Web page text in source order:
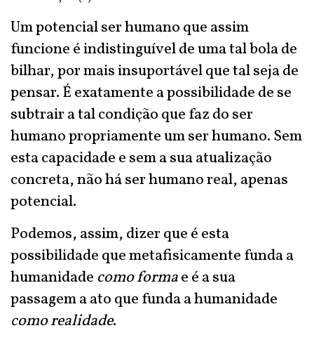
Um potencial ser humano que assim
funcione é indistinguível de uma tal bola de
bilhar, por mais insuportável que tal seja de
pensar. É exatamente a possibilidade de se
subtrair a tal condição que faz do ser
humano propriamente um ser humano. Sem
esta capacidade e sem a sua atualização
concreta, não há ser humano real, apenas
potencial.
Podemos, assim, dizer que é esta
possibilidade que metafisicamente funda a
humanidade como formae é a sua
passagem a ato que funda a humanidade
como realidade.